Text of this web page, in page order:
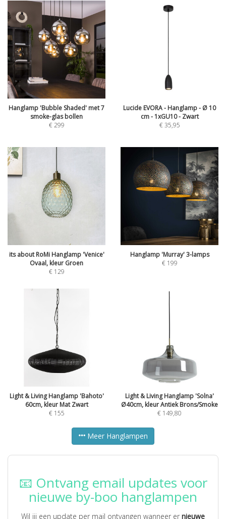
Hanglamp 'Bubble Shaded' met 7
smoke-glas bollen
€299
Lucide EVORA - Hanglamp - Ø 10
cm - 1xGU10 - Zwart
€35,95
its about RoMi Hanglamp 'Venice'
Ovaal, kleur Groen
€ 129
Hanglamp 'Murray' 3-lamps
€ 199
Light & Living Hanglamp 'Bahoto'
60cm, kleur Mat Zwart
€ 155
Light & Living Hanglamp 'Solna'
Ø40cm, kleur Antiek Brons/Smoke
€ 149,80
Meer Hanglampen
📧 Ontvang email updates voor
nieuwe by-boo hanglampen
Wil jij een update per mail ontvangen wanneer er nieuwe